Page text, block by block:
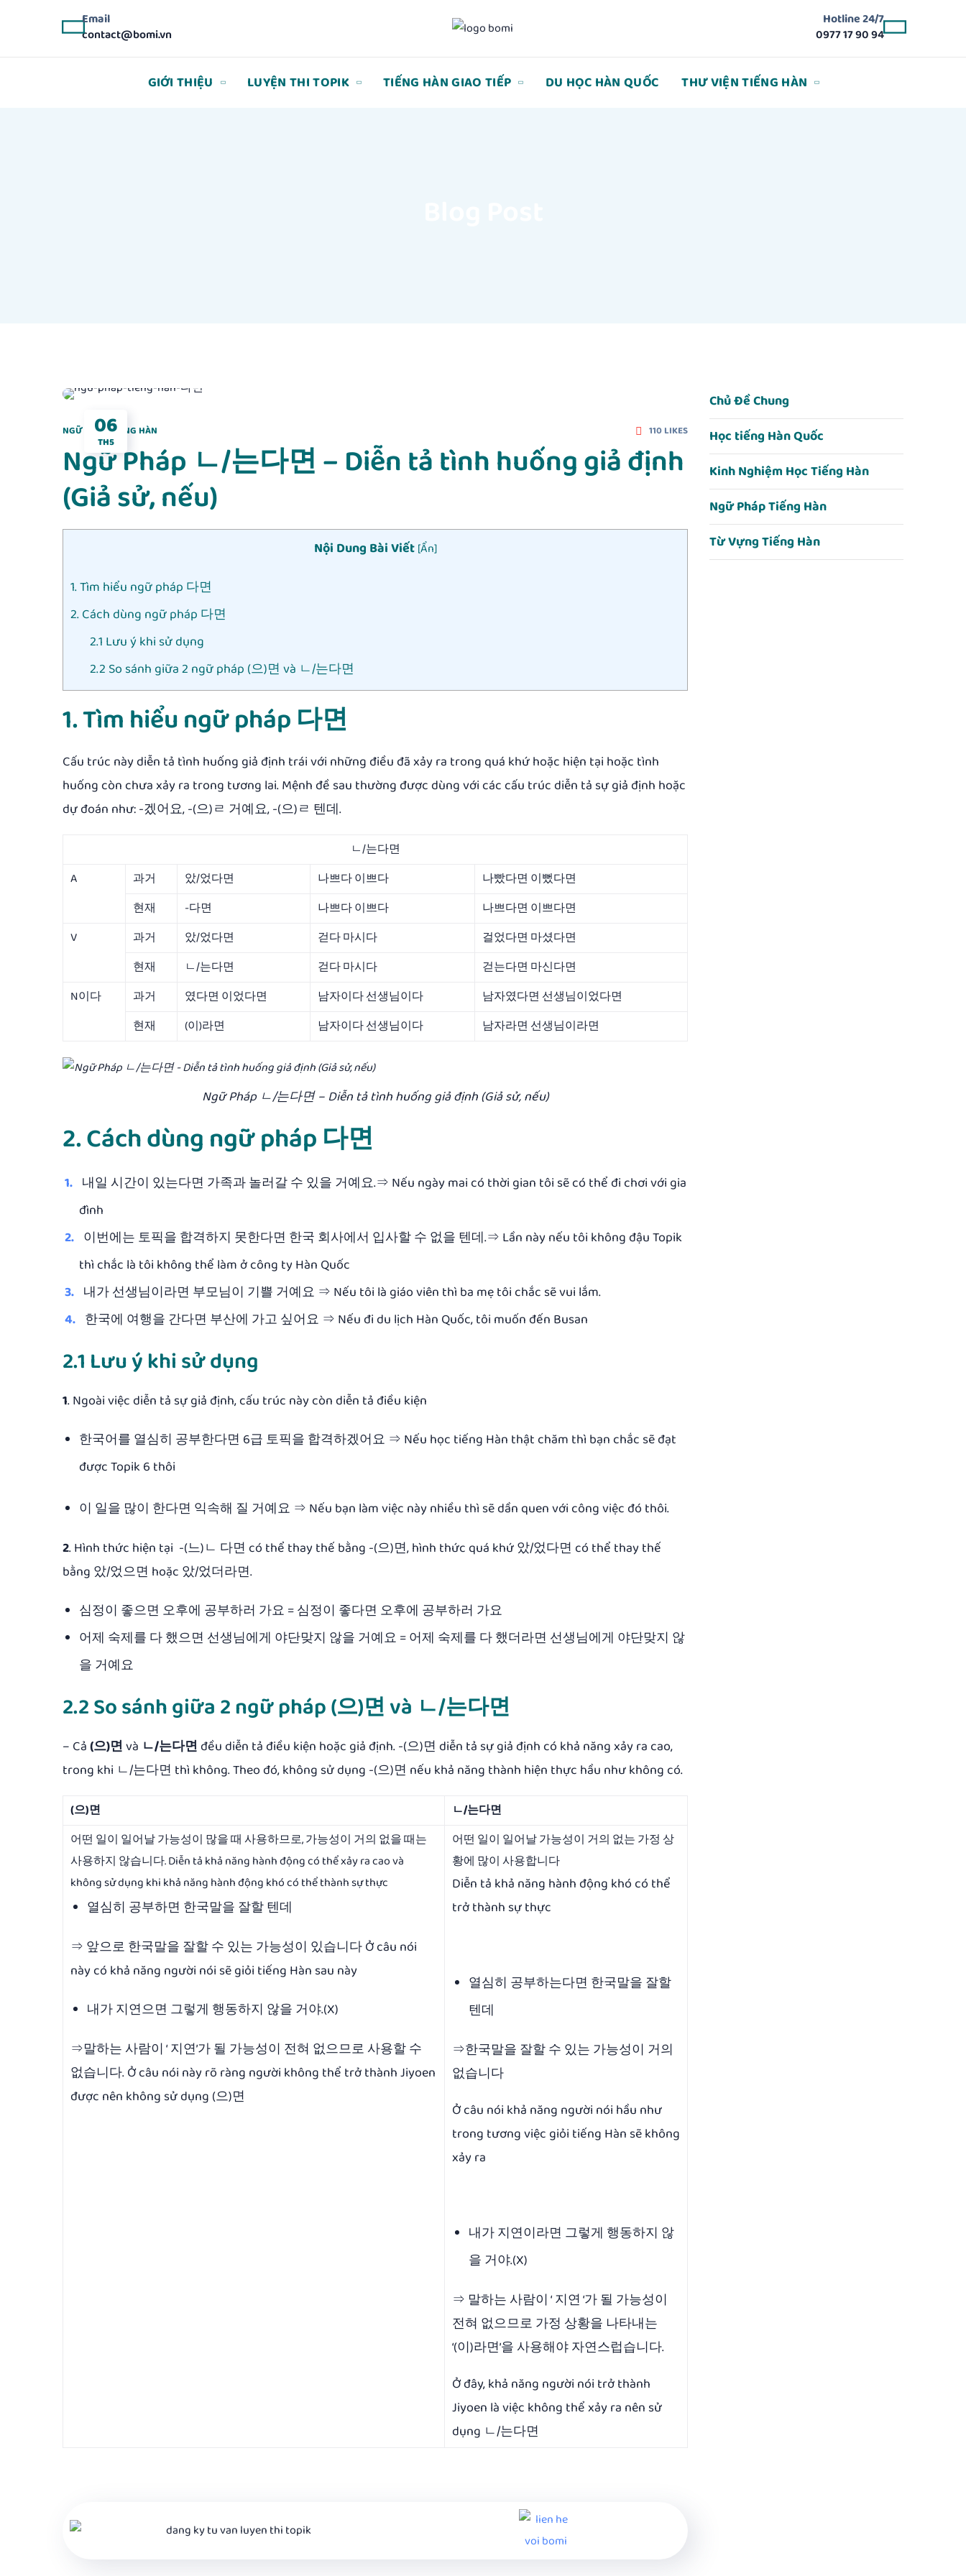
Email
contact@bomi.vn
Hotline 24/7
0977 17 90 94
GIỚI THIỆU LUYỆN THI TOPIK TIẾNG HÀN GIAO TIẾP DU HỌC HÀN QUỐC THƯ VIỆN TIẾNG HÀN
06
TH5
NGỮ PHÁP TIẾNG HÀN 110LIKES
Ngữ Pháp ㄴ/는다면 – Diễn tả tình huống giả định
(Giả sử, nếu)
Nội Dung Bài Viết [Ẩn]
1. Tìm hiểu ngữ pháp 다면
2. Cách dùng ngữ pháp 다면
2.1 Lưu ý khi sử dụng
2.2 So sánh giữa 2 ngữ pháp (으)면 và ㄴ/는다면
1. Tìm hiểu ngữ pháp 다면
Cấu trúc này diễn tả tình huống giả định trái với những điều đã xảy ra trong quá khứ hoặc hiện tại hoặc tình
huống còn chưa xảy ra trong tương lai. Mệnh đề sau thường được dùng với các cấu trúc diễn tả sự giả định hoặc
dự đoán như: -겠어요, -(으)ㄹ 거예요, -(으)ㄹ 텐데.
ㄴ/는다면
A
과거 았/었다면 나쁘다 이쁘다
나빴다면 이뻤다면
현재
-다면 나쁘다 이쁘다
나쁘다면 이쁘다면
V
과거 았/었다면 걷다 마시다
걸었다면 마셨다면
현재
ㄴ/는다면 걷다 마시다
걷는다면 마신다면
N이다
과거 였다면 이었다면 남자이다 선생님이다
남자였다면 선생님이었다면
현재
(이)라면 남자이다 선생님이다 남자라면 선생님이라면
Ngữ Pháp ㄴ/는다면 – Diễn tả tình huống giả định (Giả sử, nếu)
2. Cách dùng ngữ pháp 다면
내일 시간이 있는다면 가족과 놀러갈 수 있을 거예요.⇒ Nếu ngày mai có thời gian tôi sẽ có thể đi chơi với gia
đình
이번에는 토픽을 합격하지 못한다면 한국 회사에서 입사할 수 없을 텐데.⇒ Lần này nếu tôi không đậu Topik
thì chắc là tôi không thể làm ở công ty Hàn Quốc
내가 선생님이라면 부모님이 기쁠 거예요 ⇒ Nếu tôi là giáo viên thì ba mẹ tôi chắc sẽ vui lắm.
한국에 여행을 간다면 부산에 가고 싶어요 ⇒ Nếu đi du lịch Hàn Quốc, tôi muốn đến Busan
2.1 Lưu ý khi sử dụng
1. Ngoài việc diễn tả sự giả định, cấu trúc này còn diễn tả điều kiện
한국어를 열심히 공부한다면 6급 토픽을 합격하겠어요 ⇒ Nếu học tiếng Hàn thật chăm thì bạn chắc sẽ đạt
được Topik 6 thôi
이 일을 많이 한다면 익속해 질 거예요 ⇒ Nếu bạn làm việc này nhiều thì sẽ dần quen với công việc đó thôi.
2. Hình thức hiện tại -(느)ㄴ 다면 có thể thay thế bằng -(으)면, hình thức quá khứ 았/었다면 có thể thay thế
bằng 았/었으면 hoặc 았/었더라면.
심정이 좋으면 오후에 공부하러 가요 = 심정이 좋다면 오후에 공부하러 가요
어제 숙제를 다 했으면 선생님에게 야단맞지 않을 거예요 = 어제 숙제를 다 했더라면 선생님에게 야단맞지 않
을 거예요
2.2 So sánh giữa 2 ngữ pháp (으)면 và ㄴ/는다면
– Cả(으)면và ㄴ/는다면 đều diễn tả điều kiện hoặc giả định. -(으)면 diễn tả sự giả định có khả năng xảy ra cao,
trong khi ㄴ/는다면 thì không. Theo đó, không sử dụng -(으)면 nếu khả năng thành hiện thực hầu như không có.
(으)면
ㄴ/는다면
어떤 일이 일어날 가능성이 많을 때 사용하므로, 가능성이 거의 없을 때는
사용하지 않습니다. Diễn tả khả năng hành động có thể xảy ra cao và
không sử dụng khi khả năng hành động khó có thể thành sự thực
열심히 공부하면 한국말을 잘할 텐데
⇒ 앞으로 한국말을 잘할 수 있는 가능성이 있습니다 Ở câu nói
này có khả năng người nói sẽ giỏi tiếng Hàn sau này
내가 지연으면 그렇게 행동하지 않을 거야.(X)
⇒말하는 사람이 ‘ 지연’가 될 가능성이 전혀 없으므로 사용할 수
없습니다. Ở câu nói này rõ ràng người không thể trở thành Jiyoen
được nên không sử dụng (으)면
어떤 일이 일어날 가능성이 거의 없는 가정 상
황에 많이 사용합니다
Diễn tả khả năng hành động khó có thể
trở thành sự thực
열심히 공부하는다면 한국말을 잘할
텐데
⇒한국말을 잘할 수 있는 가능성이 거의
없습니다
Ở câu nói khả năng người nói hầu như
trong tương việc giỏi tiếng Hàn sẽ không
xảy ra
내가 지연이라면 그렇게 행동하지 않
을 거야.(X)
⇒ 말하는 사람이 ‘ 지연 ‘가 될 가능성이
전혀 없으므로 가정 상황을 나타내는
‘(이)라면’을 사용해야 자연스럽습니다.
Ở đây, khả năng người nói trở thành
Jiyoen là việc không thể xảy ra nên sử
dụng ㄴ/는다면
Chủ Đề Chung
Học tiếng Hàn Quốc
Kinh Nghiệm Học Tiếng Hàn
Ngữ Pháp Tiếng Hàn
Từ Vựng Tiếng Hàn